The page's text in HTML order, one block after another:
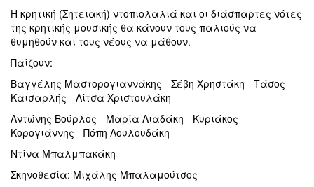
Η κρητική (Σητειακή) ντοπιολαλιά και οι διάσπαρτες νότες
της κρητικής μουσικής θα κάνουν τους παλιούς να
θυμηθούν και τους νέους να μάθουν.
Παίζουν:
Βαγγέλης Μαστορογιαννάκης - Σέβη Χρηστάκη - Τάσος
Καισαρλής - Λίτσα Χριστουλάκη
Αντώνης Βούρλος - Μαρία Λιαδάκη - Κυριάκος
Κορογιάννης - Πόπη Λουλουδάκη
Ντίνα Μπαλμπακάκη
Σκηνοθεσία: Μιχάλης Μπαλαμούτσος